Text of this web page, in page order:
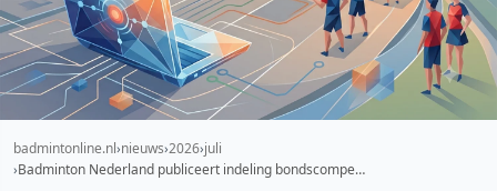
badmintonline.nl nieuws 2026 juli
Badminton Nederland publiceert indeling bondscompe…